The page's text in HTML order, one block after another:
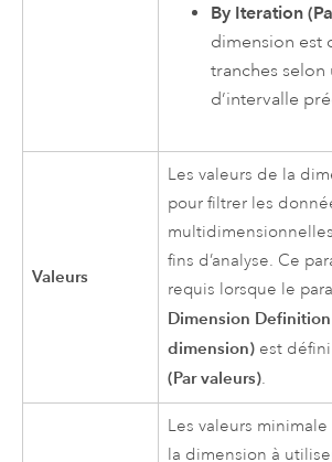
By Iteration
dimension est
tranches selon
d’intervalle
Valeurs
Les valeurs de la
pour filtrer les
fins d’analyse. Ce
requis lorsque le
Dimension
dimension) est
(Par valeurs).
Les valeurs
la dimension à